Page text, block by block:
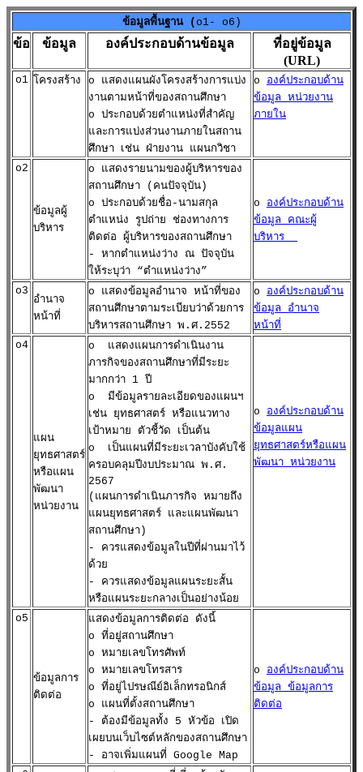
ข้อมูลพื้นฐาน ( o1- o6)
ข้อ ข้อมูล องค์ประกอบด้านข้อมูล
ที่อยู่ข้อมูล
(URL)
o1 โครงสร้าง
o แสดงแผนผังโครงสร้างการแบ่ง
งานตามหน้าที่ของสถานศึกษา
o ประกอบด้วยตำแหน่งที่สำคัญ
และการแบ่งส่วนงานภายในสถาน
ศึกษา เช่น ฝ่ายงาน แผนกวิชา
o องค์ประกอบด้าน
ข้อมูล หน่วยงาน
ภายใน
o2
ข้อมูลผู้
บริหาร
o แสดงรายนามของผู้บริหารของ
สถานศึกษา (คนปัจจุบัน)
o ประกอบด้วยชื่อ-นามสกุล
ตำแหน่ง รูปถ่าย ช่องทางการ
ติดต่อ ผู้บริหารของสถานศึกษา
- หากตำแหน่งว่าง ณ ปัจจุบัน
ให้ระบุว่า “ตำแหน่งว่าง”
o องค์ประกอบด้าน
ข้อมูล คณะผู้
บริหาร
o3
อำนาจ
หน้าที่
o แสดงข้อมูลอำนาจ หน้าที่ของ
สถานศึกษาตามระเบียบว่าด้วยการ
บริหารสถานศึกษา พ.ศ.2552
o องค์ประกอบด้าน
ข้อมูล อำนาจ
หน้าที่
o4
แผน
ยุทธศาสตร์
หรือแผน
พัฒนา
หน่วยงาน
o แสดงแผนการดำเนินงาน
ภารกิจของสถานศึกษาที่มีระยะ
มากกว่า 1 ปี
o มีข้อมูลรายละเอียดของแผนฯ
เช่น ยุทธศาสตร์ หรือแนวทาง
เป้าหมาย ตัวชี้วัด เป็นต้น
o เป็นแผนที่มีระยะเวลาบังคับใช้
ครอบคลุมปีงบประมาณ พ.ศ.
2567
(แผนการดำเนินภารกิจ หมายถึง
แผนยุทธศาสตร์ และแผนพัฒนา
สถานศึกษา)
- ควรแสดงข้อมูลในปีที่ผ่านมาไว้
ด้วย
- ควรแสดงข้อมูลแผนระยะสั้น
หรือแผนระยะกลางเป็นอย่างน้อย
o องค์ประกอบด้าน
ข้อมูลแผน
ยุทธศาสตร์หรือแผน
พัฒนา หน่วยงาน
o5
ข้อมูลการ
ติดต่อ
แสดงข้อมูลการติดต่อ ดังนี้
o ที่อยู่สถานศึกษา
o หมายเลขโทรศัพท์
o หมายเลขโทรสาร
o ที่อยู่ไปรษณีย์อิเล็กทรอนิกส์
o แผนที่ตั้งสถานศึกษา
- ต้องมีข้อมูลทั้ง 5 หัวข้อ เปิด
เผยบนเว็บไซต์หลักของสถานศึกษา
- อาจเพิ่มแผนที่ Google Map
o องค์ประกอบด้าน
ข้อมูล ข้อมูลการ
ติดต่อ